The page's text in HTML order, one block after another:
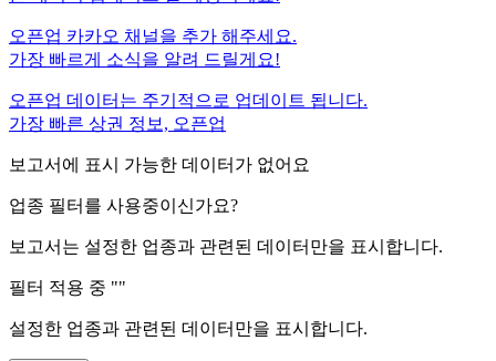
오픈업 카카오 채널을 추가 해주세요.
가장 빠르게 소식을 알려 드릴게요!
오픈업 데이터는 주기적으로 업데이트 됩니다.
가장 빠른 상권 정보, 오픈업
보고서에 표시 가능한 데이터가 없어요
업종 필터를 사용중이신가요?
보고서는 설정한 업종과 관련된 데이터만을 표시합니다.
필터 적용 중 ""
설정한 업종과 관련된 데이터만을 표시합니다.